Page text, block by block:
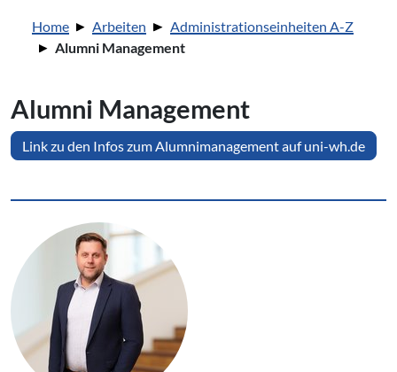
Sie sind hier:
Home Arbeiten
Administrationseinheiten A-Z
Alumni Management
Alumni Management
Link zu den Infos zum Alumnimanagement auf uni-wh.de